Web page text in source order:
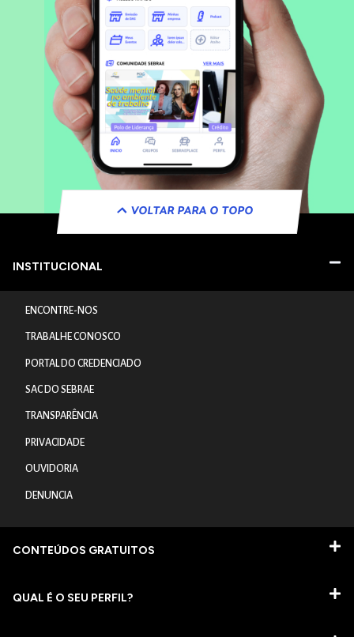
VOLTAR PARA O TOPO
INSTITUCIONAL
ENCONTRE-NOS
TRABALHE CONOSCO
PORTAL DO CREDENCIADO
SAC DO SEBRAE
TRANSPARÊNCIA
PRIVACIDADE
OUVIDORIA
DENUNCIA
CONTEÚDOS GRATUITOS
QUAL É O SEU PERFIL?